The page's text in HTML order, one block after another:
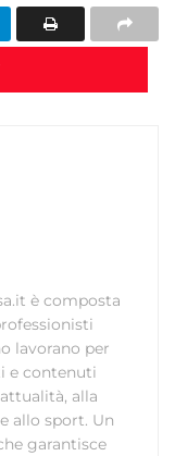
è composta
lavorano per
e contenuti
alla
allo sport. Un
garantisce